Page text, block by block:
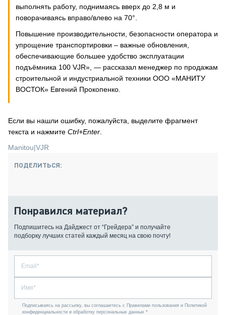
выполнять работу, поднимаясь вверх до 2,8 м и
поворачиваясь вправо/влево на 70°.
Повышение производительности, безопасности оператора и
упрощение транспортировки – важные обновления,
обеспечивающие большее удобство эксплуатации
подъёмника 100 VJR», — рассказал менеджер по продажам
строительной и индустриальной техники ООО «МАНИТУ
ВОСТОК» Евгений Прокопенко.
Если вы нашли ошибку, пожалуйста, выделите фрагмент
текста и нажмите Ctrl+Enter
Manitou|VJR
ПОДЕЛИТЬСЯ:
Понравился материал?
Подпишитесь на Дайджест от “Грейдера” и получайте
подборку лучших статей каждый месяц на свою почту!
Подписываясь на рассылку, вы соглашаетесь с Правилами пользования и Политикой
конфиденциальности и обработку персональных данных *